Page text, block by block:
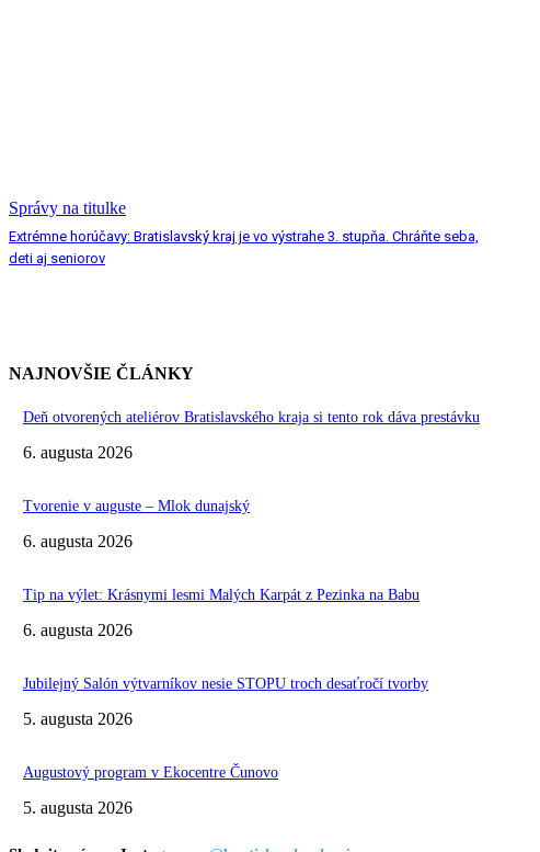
Správy na titulke
Extrémne horúčavy: Bratislavský kraj je vo výstrahe 3. stupňa. Chráňte seba,
deti aj seniorov
NAJNOVŠIE ČLÁNKY
Deň otvorených ateliérov Bratislavského kraja si tento rok dáva prestávku
6. augusta 2026
Tvorenie v auguste – Mlok dunajský
6. augusta 2026
Tip na výlet: Krásnymi lesmi Malých Karpát z Pezinka na Babu
6. augusta 2026
Jubilejný Salón výtvarníkov nesie STOPU troch desaťročí tvorby
5. augusta 2026
Augustový program v Ekocentre Čunovo
5. augusta 2026